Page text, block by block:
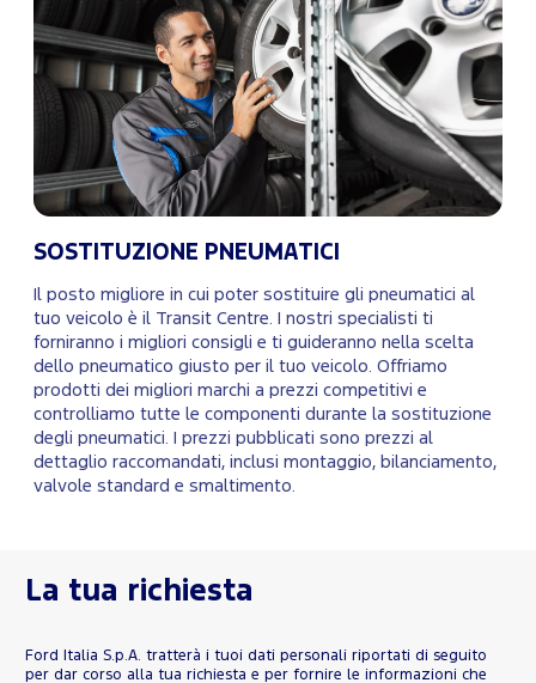
SOSTITUZIONE PNEUMATICI
Il posto migliore in cui poter sostituire gli pneumatici al
tuo veicolo è il Transit Centre. I nostri specialisti ti
forniranno i migliori consigli e ti guideranno nella scelta
dello pneumatico giusto per il tuo veicolo. Offriamo
prodotti dei migliori marchi a prezzi competitivi e
controlliamo tutte le componenti durante la sostituzione
degli pneumatici. I prezzi pubblicati sono prezzi al
dettaglio raccomandati, inclusi montaggio, bilanciamento,
valvole standard e smaltimento.
La tua richiesta
Ford Italia S.p.A. tratterà i tuoi dati personali riportati di seguito
per dar corso alla tua richiesta e per fornire le informazioni che